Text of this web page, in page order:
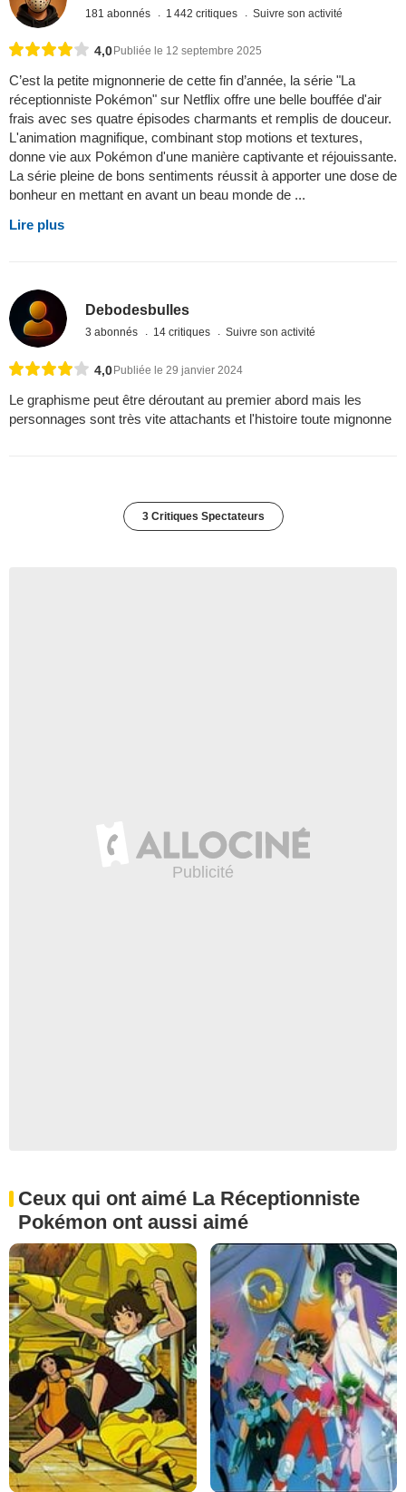
181 abonnés 1 442 critiques Suivre son activité
4,0Publiée le 12 septembre 2025
C’est la petite mignonnerie de cette fin d’année, la série "La
réceptionniste Pokémon" sur Netflix offre une belle bouffée d'air
frais avec ses quatre épisodes charmants et remplis de douceur.
L'animation magnifique, combinant stop motions et textures,
donne vie aux Pokémon d'une manière captivante et réjouissante.
La série pleine de bons sentiments réussit à apporter une dose de
bonheur en mettant en avant un beau monde de ...
Lire plus
Debodesbulles
3 abonnés 14 critiques Suivre son activité
4,0Publiée le 29 janvier 2024
Le graphisme peut être déroutant au premier abord mais les
personnages sont très vite attachants et l'histoire toute mignonne
3 Critiques Spectateurs
Ceux qui ont aimé La Réceptionniste
Pokémon ont aussi aimé